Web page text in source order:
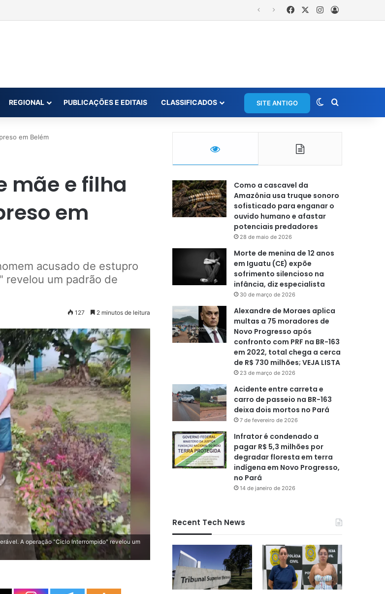
e IA nas eleições FacebookInstagram
REGIONAL PUBLICAÇÕES E EDITAIS CLASSIFICADOS SITE ANTIGO Switch skin
em Belém
mãe e filha
em
acusado de estupro
revelou um padrão de
127 2 minutos de leitura
A operação "Ciclo Interrompido" revelou um
Como a cascavel da
Amazônia usa truque sonoro
sofisticado para enganar o
ouvido humano e afastar
potenciais predadores
28 de maio de 2026
Morte de menina de 12 anos
em Iguatu (CE) expõe
sofrimento silencioso na
infância, diz especialista
30 de março de 2026
Alexandre de Moraes aplica
multas a 75 moradores de
Novo Progresso após
confronto com PRF na BR-163
em 2022, total chega a cerca
de R$ 730 milhões; VEJA LISTA
23 de março de 2026
Acidente entre carreta e
carro de passeio na BR-163
deixa dois mortos no Pará
7 de fevereiro de 2026
Infrator é condenado a
pagar R$ 5,3 milhões por
degradar floresta em terra
indígena em Novo Progresso,
no Pará
14 de janeiro de 2026
Recent Tech News